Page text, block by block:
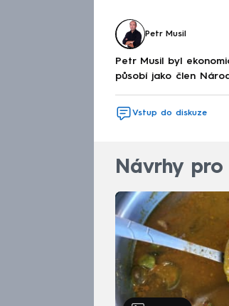
Petr Musil
Petr Musil byl
působí jako člen
Vstup do diskuze
Návrhy pro